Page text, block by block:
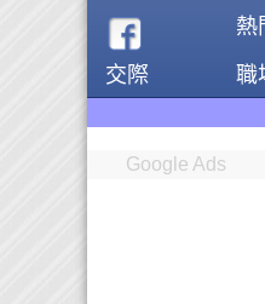
熱
交際
職
資金需求者免費註冊
Google Ads